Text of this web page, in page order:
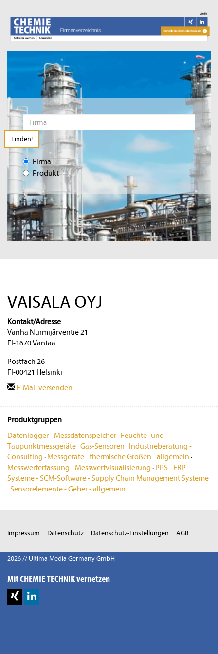
Finden!
Firma
Produkt
VAISALA OYJ
Kontakt/Adresse
Vanha Nurmijärventie 21
FI-1670 Vantaa
Postfach 26
FI-00421 Helsinki
E-Mail versenden
Produktgruppen
Datenlogger - Messdatenspeicher· Feuchte- und
Taupunktmessgeräte·Gas-Sensoren · Industrieberatung -
Consulting · Messgeräte - thermische Größen - allgemein ·
Messwerterfassung - Messwertvisualisierung · PPS - ERP-
Systeme - SCM-Software - Supply Chain Management Systeme
· Sensorelemente - Geber - allgemein
Impressum Datenschutz Datenschutz-Einstellungen AGB
2026 // Ultima Media Germany GmbH
Mit CHEMIE TECHNIK vernetzen